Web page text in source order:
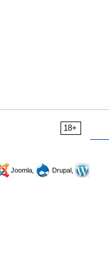
18+
Joomla,
Drupal,